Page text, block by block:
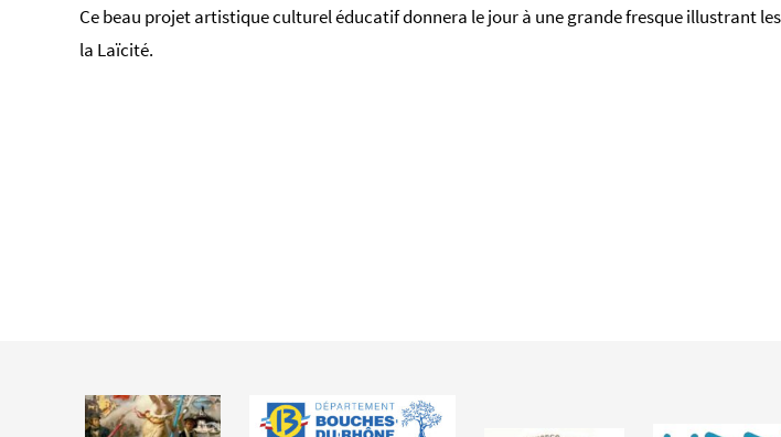
Ce beau projet artistique culturel éducatif donnera le jour à une grande fresque illustrant
la Laïcité.